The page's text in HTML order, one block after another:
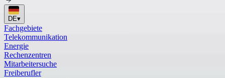
DE▾
Fachgebiete
Telekommunikation
Energie
Rechenzentren
Mitarbeitersuche
Freiberufler